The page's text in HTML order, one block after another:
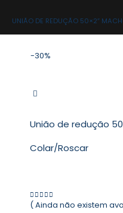
UNIÃO DE REDUÇÃO 50×2″
-30%
União de redução
Colar/Roscar
0 out of 5
( Ainda não existem